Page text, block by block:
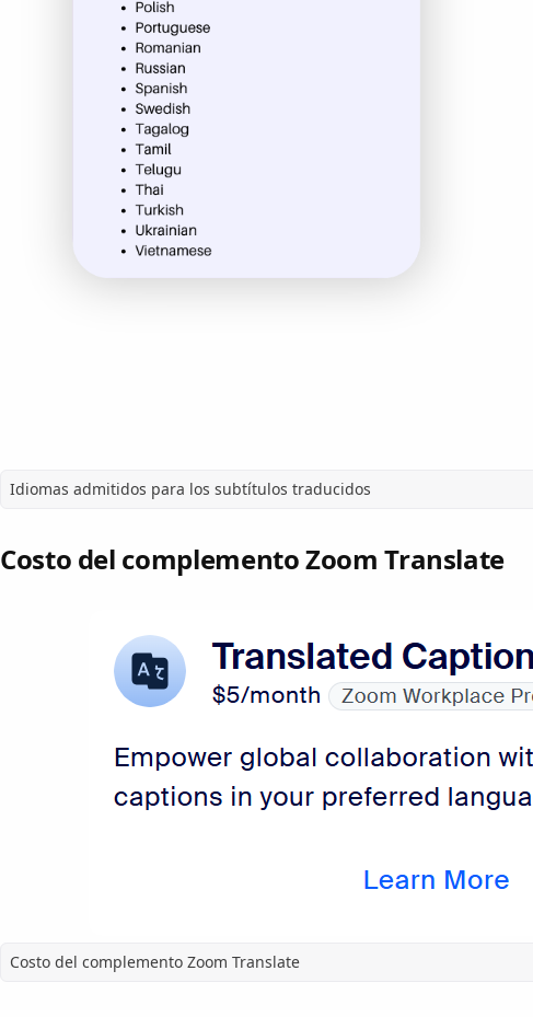
Idiomas admitidos para los subtítulos traducidos
Costo del complemento Zoom Translate
Costo del complemento Zoom Translate